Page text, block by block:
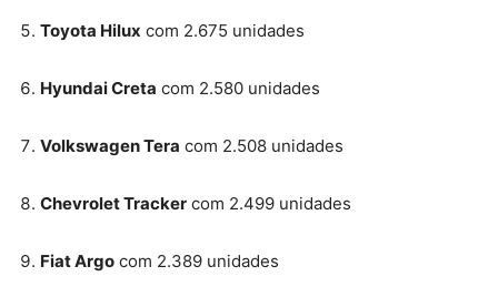
Toyota Hilux com 2.675 unidades
Hyundai Creta com 2.580 unidades
Volkswagen Tera com 2.508 unidades
Chevrolet Tracker com 2.499 unidades
Fiat Argo com 2.389 unidades